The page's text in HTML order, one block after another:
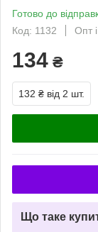
Готово до
Код: 1132
Опт
134 ₴
132 ₴ від 2 шт.
Що таке